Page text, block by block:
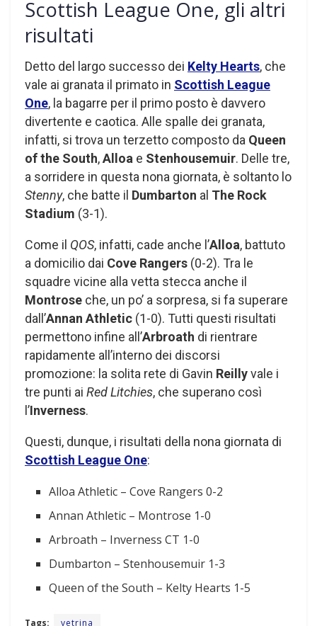
Scottish League One, gli altri
risultati
Detto del largo successo dei Kelty Hearts, che
vale ai granata il primato in Scottish League
One, la bagarre per il primo posto è davvero
divertente e caotica. Alle spalle dei granata,
infatti, si trova un terzetto composto da Queen
of the South,Alloa e Stenhousemuir. Delle tre,
a sorridere in questa nona giornata, è soltanto lo
Stenny, che batte il Dumbarton al The Rock
Stadium (3-1).
Come il QOS, infatti, cade anche l’Alloa, battuto
a domicilio dai Cove Rangers (0-2). Tra le
squadre vicine alla vetta stecca anche il
Montrose che, un po’ a sorpresa, si fa superare
dall’Annan Athletic (1-0). Tutti questi risultati
permettono infine all’Arbroath di rientrare
rapidamente all’interno dei discorsi
promozione: la solita rete di Gavin Reillyvale i
tre punti ai Red Litchies, che superano così
l’Inverness.
Questi, dunque, i risultati della nona giornata di
Scottish League One:
Alloa Athletic – Cove Rangers 0-2
Annan Athletic – Montrose 1-0
Arbroath – Inverness CT 1-0
Dumbarton – Stenhousemuir 1-3
Queen of the South – Kelty Hearts 1-5
Tags: vetrina